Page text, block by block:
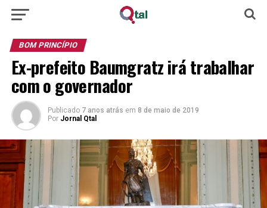
BOM PRINCÍPIO
Ex-prefeito Baumgratz irá trabalhar
com o governador
Publicado 7 anos atrás em 8 de maio de 2019
Por Jornal Qtal